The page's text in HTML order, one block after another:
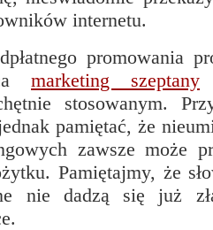
internetu.
promowania
marketing szeptany
stosowanym.
pamiętać, że
zawsze może
Pamiętajmy, że
nie dadzą się już